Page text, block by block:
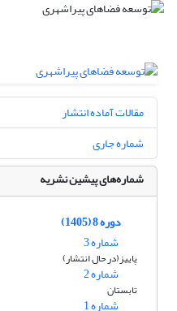
مقالات آماده انتشار
شماره جاری
شماره‌های پیشین نشریه
دوره 8 (1405)
شماره 3
پاییز(در حال انتشار)
شماره 2
تابستان
شماره 1